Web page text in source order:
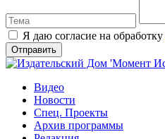
Я даю согласие на обработку
Видео
Новости
Спец. Проекты
Архив программы